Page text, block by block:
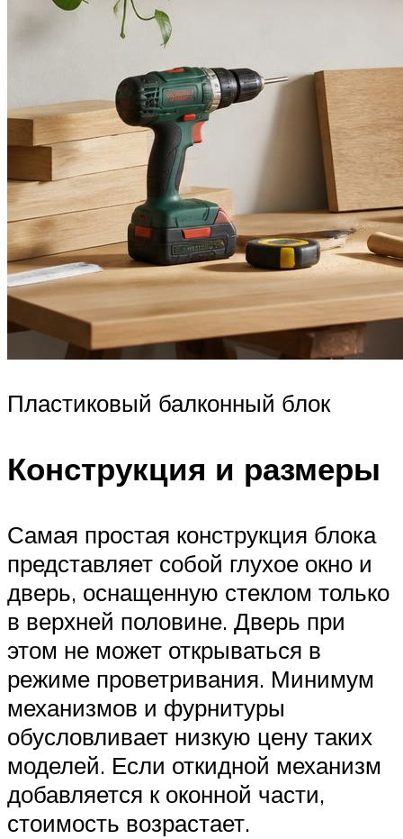
Пластиковый балконный блок
Конструкция и размеры
Самая простая конструкция блока
представляет собой глухое окно и
дверь, оснащенную стеклом только
в верхней половине. Дверь при
этом не может открываться в
режиме проветривания. Минимум
механизмов и фурнитуры
обусловливает низкую цену таких
моделей. Если откидной механизм
добавляется к оконной части,
стоимость возрастает.